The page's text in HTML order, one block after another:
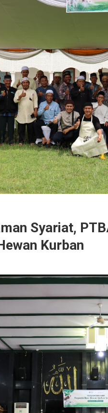
Syariat,
Kurban